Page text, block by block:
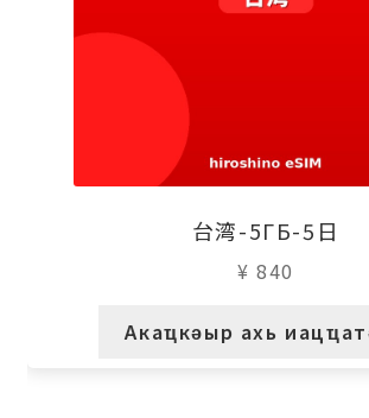
台湾-5ГБ-5日
¥ 840
Акаҵкәыр ахь